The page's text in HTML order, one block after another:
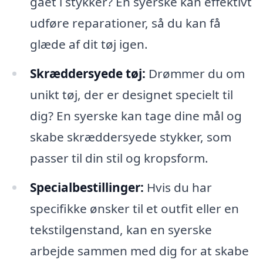
udføre reparationer, så du kan få
glæde af dit tøj igen.
Skræddersyede tøj: Drømmer du om
unikt tøj, der er designet specielt til
dig? En syerske kan tage dine mål og
skabe skræddersyede stykker, som
passer til din stil og kropsform.
Specialbestillinger: Hvis du har
specifikke ønsker til et outfit eller en
tekstilgenstand, kan en syerske
arbejde sammen med dig for at skabe